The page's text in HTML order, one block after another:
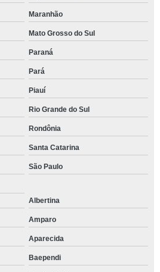
Maranhão
Mato Grosso do Sul
Paraná
Pará
Piauí
Rio Grande do Sul
Rondônia
Santa Catarina
São Paulo
Albertina
Amparo
Aparecida
Baependi